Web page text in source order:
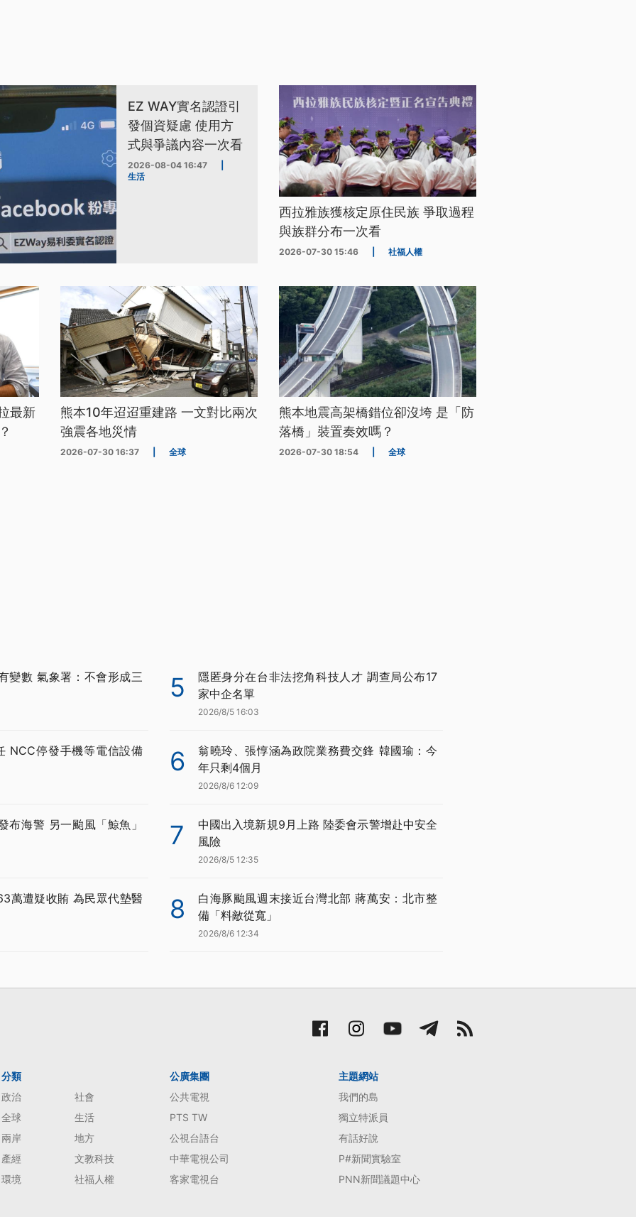
EZ WAY實名認證引
發個資疑慮 使用方
式與爭議內容一次看
2026-08-04 16:47
生活
西拉雅族獲核定原住民族 爭取過程
與族群分布一次看
2026-07-30 15:46 社福人權
最新
熊本10年迢迢重建路 一文對比兩次
強震各地災情
2026-07-30 16:37 全球
熊本地震高架橋錯位卻沒垮 是「防
落橋」裝置奏效嗎？
2026-07-30 18:54 全球
變數 氣象署：不會形成三
NCC停發手機等電信設備
布海警 另一颱風「鯨魚」
萬遭疑收賄 為民眾代墊醫
5
隱匿身分在台非法挖角科技人才 調查局公布17
家中企名單
2026/8/5 16:03
6
翁曉玲、張惇涵為政院業務費交鋒 韓國瑜：今
年只剩4個月
2026/8/6 12:09
7
中國出入境新規9月上路 陸委會示警增赴中安全
風險
2026/8/5 12:35
8
白海豚颱風週末接近台灣北部 蔣萬安：北市整
備「料敵從寬」
2026/8/6 12:34
分類
政治
社會
全球
生活
兩岸
地方
產經
文教科技
環境
社福人權
公廣集團
公共電視
PTS TW
公視台語台
中華電視公司
客家電視台
主題網站
我們的島
獨立特派員
有話好說
P#新聞實驗室
PNN新聞議題中心